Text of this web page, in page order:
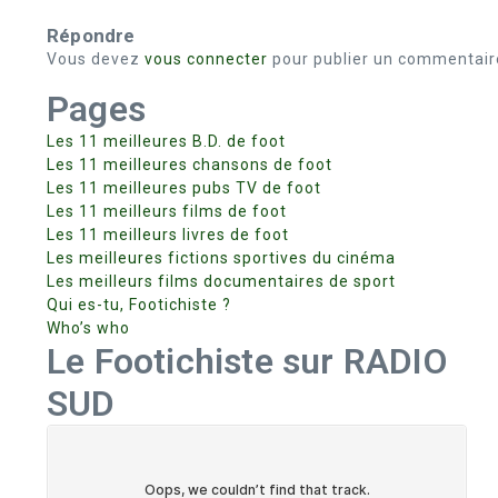
Répondre
Vous devez vous connecter pour publier un
Pages
Les 11 meilleures B.D. de foot
Les 11 meilleures chansons de foot
Les 11 meilleures pubs TV de foot
Les 11 meilleurs films de foot
Les 11 meilleurs livres de foot
Les meilleures fictions sportives du cinéma
Les meilleurs films documentaires de sport
Qui es-tu, Footichiste ?
Who’s who
Le Footichiste sur RADIO
SUD